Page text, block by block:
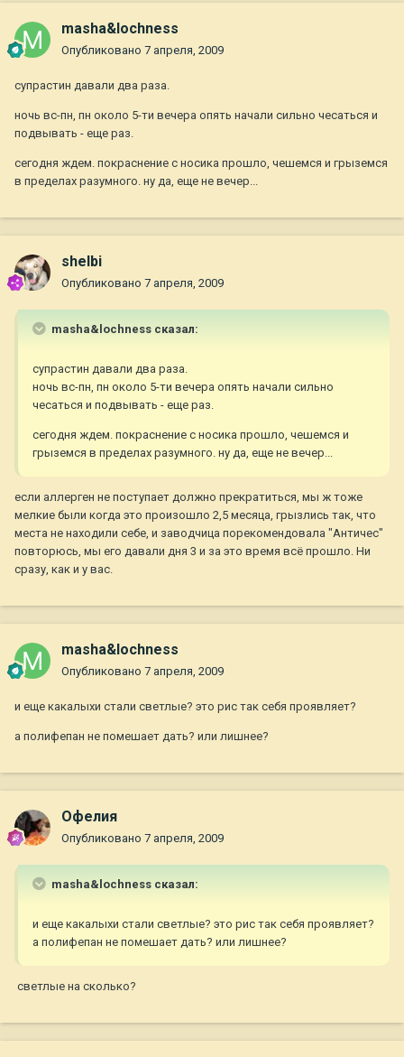
masha&lochness
Опубликовано 7 апреля, 2009
супрастин давали два раза.
ночь вс-пн, пн около 5-ти вечера опять начали сильно чесаться и
подвывать - еще раз.
сегодня ждем. покраснение с носика прошло, чешемся и грыземся
в пределах разумного. ну да, еще не вечер...
shelbi
Опубликовано 7 апреля, 2009
masha&lochness сказал:
супрастин давали два раза.
ночь вс-пн, пн около 5-ти вечера опять начали сильно
чесаться и подвывать - еще раз.
сегодня ждем. покраснение с носика прошло, чешемся и
грыземся в пределах разумного. ну да, еще не вечер...
если аллерген не поступает должно прекратиться, мы ж тоже
мелкие были когда это произошло 2,5 месяца, грызлись так, что
места не находили себе, и заводчица порекомендовала "Античес"
повторюсь, мы его давали дня 3 и за это время всё прошло. Ни
сразу, как и у вас.
masha&lochness
Опубликовано 7 апреля, 2009
и еще какалыхи стали светлые? это рис так себя проявляет?
а полифепан не помешает дать? или лишнее?
Офелия
Опубликовано 7 апреля, 2009
masha&lochness сказал:
и еще какалыхи стали светлые? это рис так себя проявляет?
а полифепан не помешает дать? или лишнее?
светлые на сколько?